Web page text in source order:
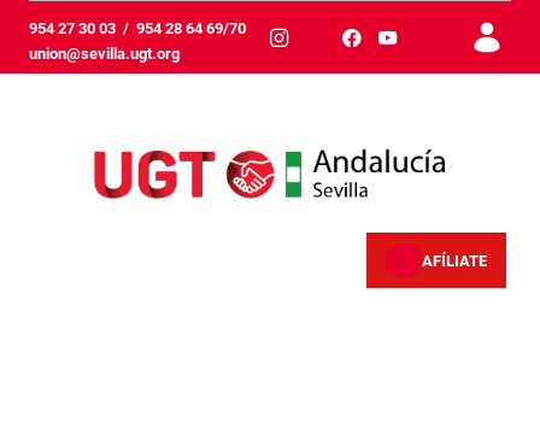
跳转到主内容
954 27 30 03 / 954 28 64 69/70
union@sevilla.ugt.org
AFÍLIATE